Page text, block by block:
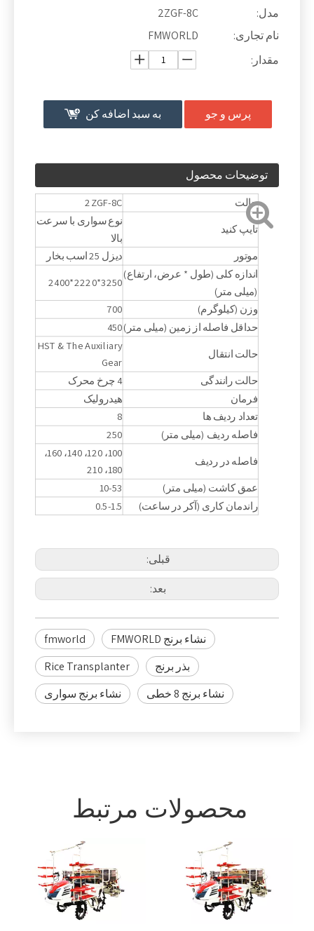
مدل:
2ZGF-8C
نام تجاری:
FMWORLD
مقدار:
پرس و جو به سبد اضافه کن
توضیحات محصول
حالت
2ZGF-8C
تایپ کنید
نوع سواری با سرعت
بالا
موتور
دیزل 25 اسب بخار
اندازه کلی (طول * عرض، ارتفاع)
(میلی متر)
3250*2220*2400
وزن (کیلوگرم)
700
حداقل فاصله از زمین (میلی متر)450
حالت انتقال
HST & The Auxiliary
Gear
حالت رانندگی
4 چرخ محرک
فرمان
هیدرولیک
تعداد ردیف ها
8
فاصله ردیف (میلی متر) 250
فاصله در ردیف
100، 120، 140، 160،
180، 210
عمق کاشت (میلی متر)
10-53
راندمان کاری (آکر در ساعت)
0.5-1.5
قبلی:
بعد:
fmworld
نشاء برنج FMWORLD
Rice Transplanter
بذر برنج
نشاء برنج سواری
نشاء برنج 8 خطی
محصولات مرتبط